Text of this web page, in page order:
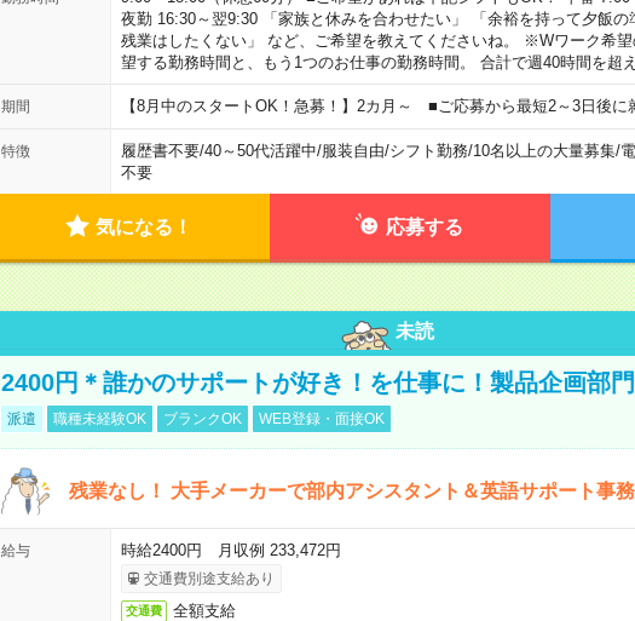
夜勤 16:30～翌9:30 「家族と休みを合わせたい」 「余裕を持って夕飯
残業はしたくない」 など、ご希望を教えてくださいね。 ※Wワーク希
望する勤務時間と、もう1つのお仕事の勤務時間。 合計で週40時間を超
期間 【8月中のスタートOK！急募！】2カ月～ ■ご応募から最短2～3日後に
特徴 履歴書不要/40～50代活躍中/服装自由/シフト勤務/10名以上の大量募集/
不要
気になる！ 応募する
未読
2400円＊誰かのサポートが好き！を仕事に！製品企画部門
派遣 職種未経験OK ブランクOK WEB登録・面接OK
残業なし！ 大手メーカーで部内アシスタント＆英語サポート事務
給与 時給2400円 月収例 233,472円
交通費別途支給あり
交通費 全額支給